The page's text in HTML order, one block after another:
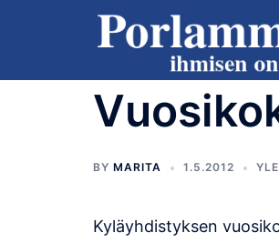
BY MARITA 1.5.2012
Kyläyhdistyksen